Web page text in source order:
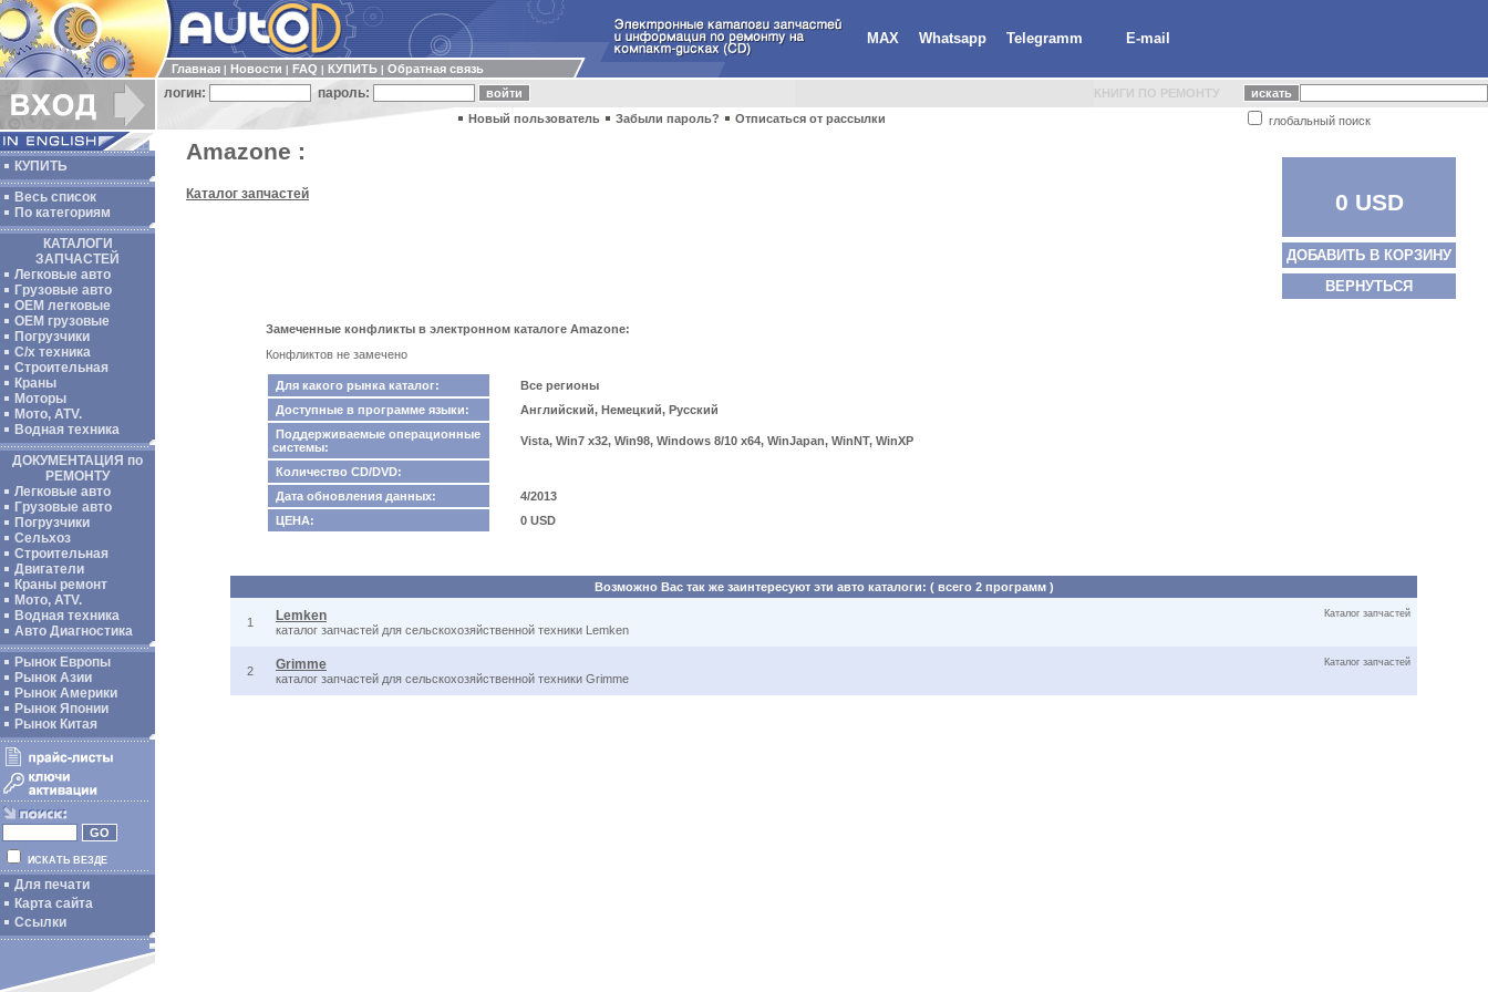
MAX Whatsapp Telegramm E-mail
Главная Новости FAQ КУПИТЬ Обратная связь
логин: пароль: КНИГИ ПО РЕМОНТУ
глобальный поиск
Новый пользователь Забыли пароль? Отписаться от рассылки
КУПИТЬ
Весь список
По категориям
КАТАЛОГИ
ЗАПЧАСТЕЙ
Легковые авто
Грузовые авто
ОЕМ легковые
OEM грузовые
Погрузчики
С/х техника
Строительная
Краны
Моторы
Мото, ATV.
Водная техника
ДОКУМЕНТАЦИЯ по
РЕМОНТУ
Легковые авто
Грузовые авто
Погрузчики
Сельхоз
Строительная
Двигатели
Краны ремонт
Мото, ATV.
Водная техника
Авто Диагностика
Рынок Европы
Рынок Азии
Рынок Америки
Рынок Японии
Рынок Китая
ИСКАТЬ ВЕЗДЕ
Для печати
Карта сайта
Ссылки
Amazone :
Каталог запчастей 0 USD
ДОБАВИТЬ В КОРЗИНУ
ВЕРНУТЬСЯ
Замеченные конфликты в электронном каталоге Amazone:
Конфликтов не замечено
Для какого рынка каталог:
Все регионы
Доступные в программе языки:
Английский, Немецкий, Русский
Поддерживаемые операционные
системы:
Vista, Win7 x32, Win98, Windows 8/10 x64, WinJapan, WinNT, WinXP
Количество CD/DVD:
Дата обновления данных:
4/2013
ЦЕНА:
0 USD
Возможно Вас так же заинтересуют эти авто каталоги: ( всего 2 программ )
1 Lemken
каталог запчастей для сельскохозяйственной техники Lemken
Каталог запчастей
2 Grimme
каталог запчастей для сельскохозяйственной техники Grimme
Каталог запчастей